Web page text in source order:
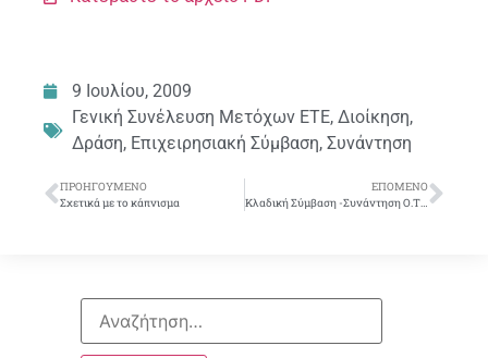
9 Ιουλίου, 2009
Γενική Συνέλευση Μετόχων ΕΤΕ, Διοίκηση,
Δράση, Επιχειρησιακή Σύμβαση, Συνάντηση
ΠΡΟΗΓΟΎΜΕΝΟ
Σχετικά με το κάπνισμα
ΕΠΌΜΕΝΟ
Κλαδική Σύμβαση -Συνάντηση Ο.Τ.Ο.Ε. – ΠΑΣΟΚ